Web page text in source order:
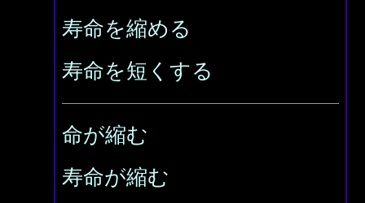
寿命を縮める
寿命を短くする
命が縮む
寿命が縮む